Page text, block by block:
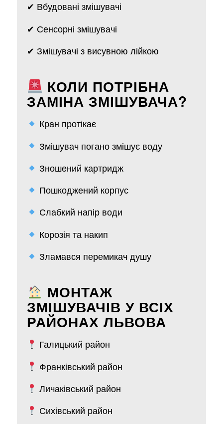
✔ Вбудовані змішувачі
✔ Сенсорні змішувачі
✔ Змішувачі з висувною лійкою
КОЛИ ПОТРІБНА
ЗАМІНА ЗМІШУВАЧА?
Кран протікає
Змішувач погано змішує воду
Зношений картридж
Пошкоджений корпус
Слабкий напір води
Корозія та накип
Зламався перемикач душу
МОНТАЖ
ЗМІШУВАЧІВ У ВСІХ
РАЙОНАХ ЛЬВОВА
Галицький район
Франківський район
Личаківський район
Сихівський район